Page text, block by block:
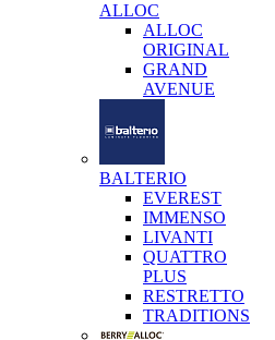
ALLOC
ALLOC
ORIGINAL
GRAND
AVENUE
BALTERIO
EVEREST
IMMENSO
LIVANTI
QUATTRO
PLUS
RESTRETTO
TRADITIONS